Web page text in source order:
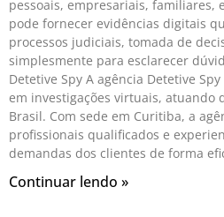
pessoais, empresariais, familiares,
pode fornecer evidências digitais
processos judiciais, tomada de
simplesmente para esclarecer
Detetive Spy A agência Detetive
em investigações virtuais, atuando
Brasil. Com sede em Curitiba, a
profissionais qualificados e
demandas dos clientes de forma
Continuar lendo »